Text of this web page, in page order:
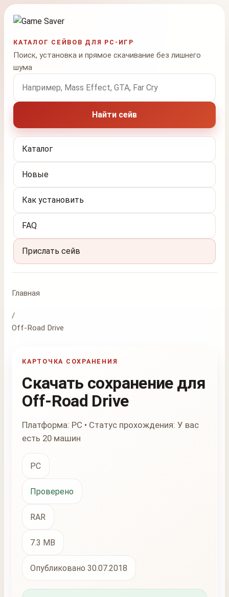
КАТАЛОГ СЕЙВОВ ДЛЯ PC-ИГР
Поиск, установка и прямое скачивание без лишнего
шума
Поиск по названию игры
Найти сейв
Каталог
Новые
Как установить
FAQ
Прислать сейв
Главная
/
Off-Road Drive
КАРТОЧКА СОХРАНЕНИЯ
Скачать сохранение для
Off-Road Drive
Платформа: PC • Статус прохождения: У вас
есть 20 машин
PC
Проверено
RAR
7.3 MB
Опубликовано 30.07.2018